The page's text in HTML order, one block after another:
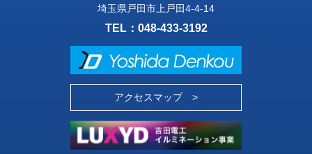
埼玉県戸田市上戸田4-4-14
TEL： 048-433-3192
アクセスマップ >